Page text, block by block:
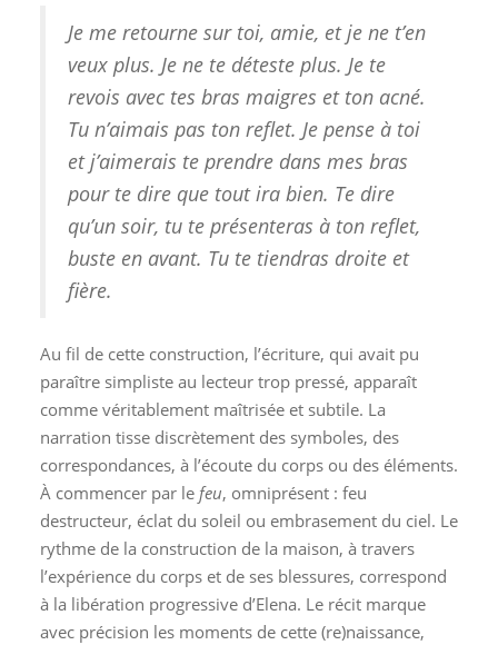
Je me retourne sur toi, amie, et je ne t’en
veux plus. Je ne te déteste plus. Je te
revois avec tes bras maigres et ton acné.
Tu n’aimais pas ton reflet. Je pense à toi
et j’aimerais te prendre dans mes bras
pour te dire que tout ira bien. Te dire
qu’un soir, tu te présenteras à ton reflet,
buste en avant. Tu te tiendras droite et
fière.
Au fil de cette construction, l’écriture, qui avait pu
paraître simpliste au lecteur trop pressé, apparaît
comme véritablement maîtrisée et subtile. La
narration tisse discrètement des symboles, des
correspondances, à l’écoute du corps ou des éléments.
À commencer par le feu, omniprésent : feu
destructeur, éclat du soleil ou embrasement du ciel. Le
rythme de la construction de la maison, à travers
l’expérience du corps et de ses blessures, correspond
à la libération progressive d’Elena. Le récit marque
avec précision les moments de cette (re)naissance,